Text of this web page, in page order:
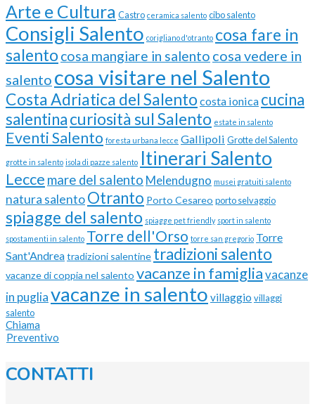
Arte e Cultura Castro ceramica salento cibo salento
Consigli Salento corigliano d'otranto cosa fare in
salentocosa mangiare in salento cosa vedere in
salento cosa visitare nel Salento
Costa Adriatica del Salento costa ionica cucina
salentinacuriosità sul Salento estate in salento
Eventi Salento foresta urbana lecce Gallipoli Grotte del Salento
grotte in salento isola di pazze salento Itinerari Salento
Lecce mare del salento Melendugno musei gratuiti salento
natura salentoOtranto Porto Cesareo porto selvaggio
spiagge del salento spiagge pet friendly sport in salento
spostamenti in salento Torre dell'Orso torre san gregorio Torre
Sant'Andreatradizioni salentine tradizioni salento
vacanze di coppia nel salento vacanze in famigliavacanze
in pugliavacanze in salento villaggio villaggi
salento
Chiama
Preventivo
CONTATTI